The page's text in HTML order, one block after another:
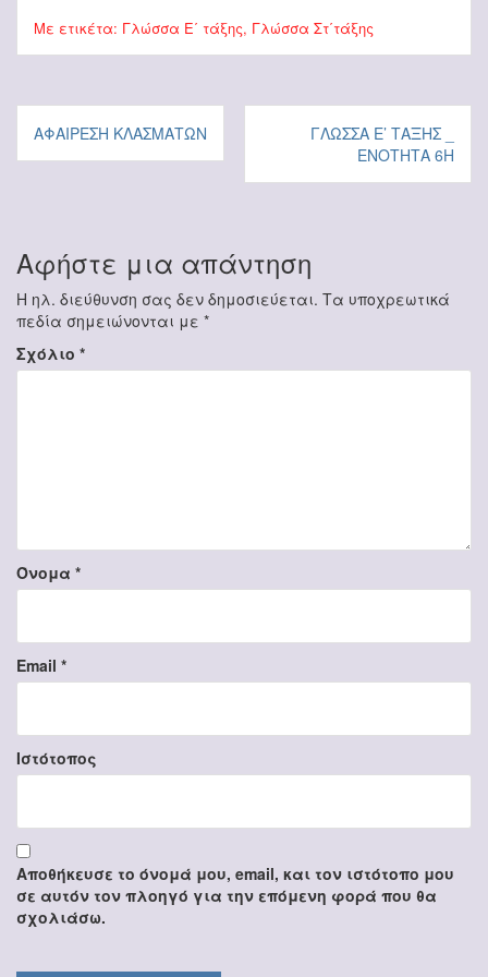
Με ετικέτα: Γλώσσα Ε΄ τάξης, Γλώσσα Στ΄τάξης
Πλοήγηση
άρθρων
ΑΦΑΊΡΕΣΗ ΚΛΑΣΜΆΤΩΝ
ΓΛΏΣΣΑ Ε’ ΤΆΞΗΣ _
ΕΝΌΤΗΤΑ 6Η
Αφήστε μια απάντηση
Η ηλ. διεύθυνση σας δεν δημοσιεύεται. Τα υποχρεωτικά
πεδία σημειώνονται με *
Σχόλιο *
Όνομα *
Email *
Ιστότοπος
Αποθήκευσε το όνομά μου, email, και τον ιστότοπο μου
σε αυτόν τον πλοηγό για την επόμενη φορά που θα
σχολιάσω.